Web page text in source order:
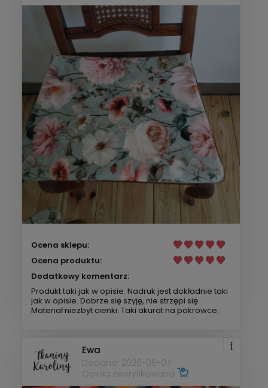
Ocena sklepu:
Ocena produktu:
Dodatkowy komentarz:
Produkt taki jak w opisie. Nadruk jest dokładnie taki
jak w opisie. Dobrze się szyję, nie strzępi się.
Materiał niezbyt cienki. Taki akurat na pokrowce.
Ewa
Dodano: 2026-06-07
Opinia zweryfikowana